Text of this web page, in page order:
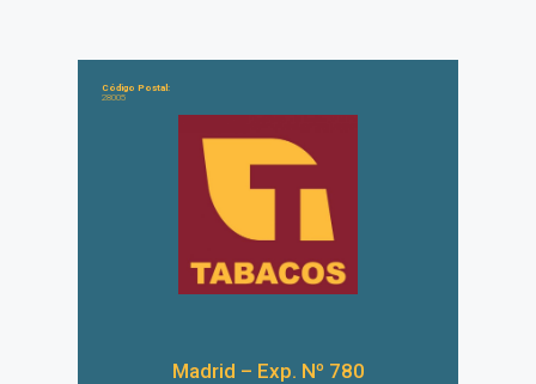
Código Postal:
28005
Madrid – Exp. Nº 780